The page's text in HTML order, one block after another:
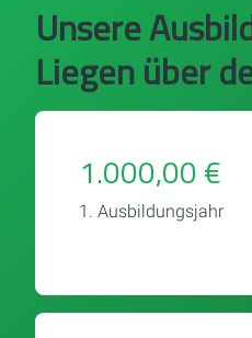
Unsere
Liegen über
1.000,00 €
1. Ausbildungsjahr